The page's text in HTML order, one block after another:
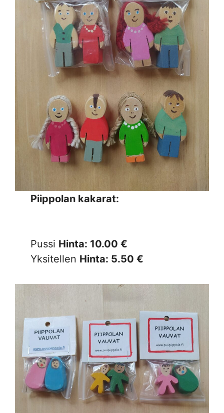
Piippolan kakarat:
Pussi Hinta: 10.00 €
Yksitellen Hinta: 5.50 €